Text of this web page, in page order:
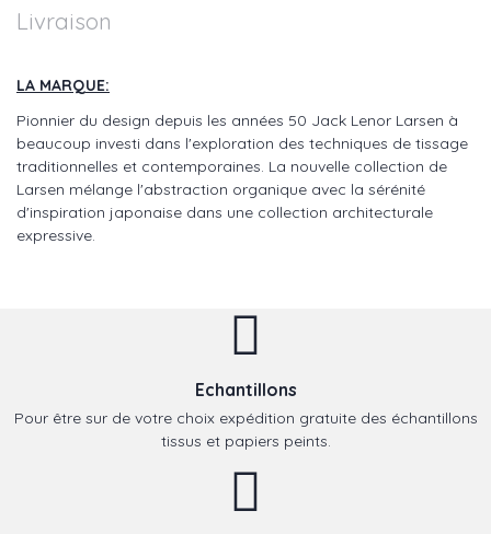
Livraison
LA MARQUE:
Pionnier du design depuis les années 50 Jack Lenor Larsen à
beaucoup investi dans l'exploration des techniques de tissage
traditionnelles et contemporaines. La nouvelle collection de
Larsen mélange l'abstraction organique avec la sérénité
d'inspiration japonaise dans une collection architecturale
expressive.
Echantillons
Pour être sur de votre choix expédition gratuite des échantillons
tissus et papiers peints.